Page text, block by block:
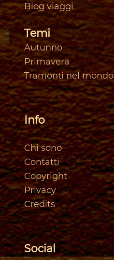
Blog viaggi
Temi
Autunno
Primavera
Tramonti nel mondo
Info
Chi sono
Contatti
Copyright
Privacy
Credits
Social